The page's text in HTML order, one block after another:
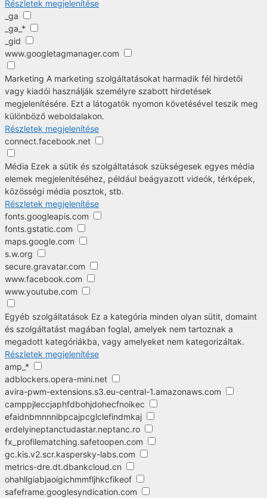
Részletek megjelenítése
_ga
_ga_*
_gid
www.googletagmanager.com
Marketing A marketing szolgáltatásokat harmadik fél hirdetői
vagy kiadói használják személyre szabott hirdetések
megjelenítésére. Ezt a látogatók nyomon követésével teszik meg
különböző weboldalakon.
Részletek megjelenítése
connect.facebook.net
Média Ezek a sütik és szolgáltatások szükségesek egyes média
elemek megjelenítéséhez, például beágyazott videók, térképek,
közösségi média posztok, stb.
Részletek megjelenítése
fonts.googleapis.com
fonts.gstatic.com
maps.google.com
s.w.org
secure.gravatar.com
www.facebook.com
www.youtube.com
Egyéb szolgáltatások Ez a kategória minden olyan sütit, domaint
és szolgáltatást magában foglal, amelyek nem tartoznak a
megadott kategóriákba, vagy amelyeket nem kategorizáltak.
Részletek megjelenítése
amp_*
adblockers.opera-mini.net
avira-pwm-extensions.s3.eu-central-1.amazonaws.com
camppjleccjaphfdbohjdohecfnoikec
efaidnbmnnnibpcajpcglclefindmkaj
erdelyineptanctudastar.neptanc.ro
fx_profilematching.safetoopen.com
gc.kis.v2.scr.kaspersky-labs.com
metrics-dre.dt.dbankcloud.cn
ohahllgiabjaoigichmmfljhkcfikeof
safeframe.googlesyndication.com